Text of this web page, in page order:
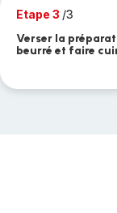
Etape 3 /3
Verser la
beurré et faire